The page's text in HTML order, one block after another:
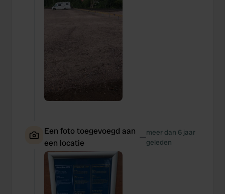
Een foto toegevoegd aan
een locatie
—meer dan 6 jaar
geleden